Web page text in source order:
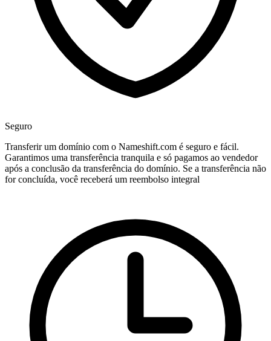
Seguro
Transferir um domínio com o Nameshift.com é seguro e fácil.
Garantimos uma transferência tranquila e só pagamos ao vendedor
após a conclusão da transferência do domínio. Se a transferência não
for concluída, você receberá um reembolso integral